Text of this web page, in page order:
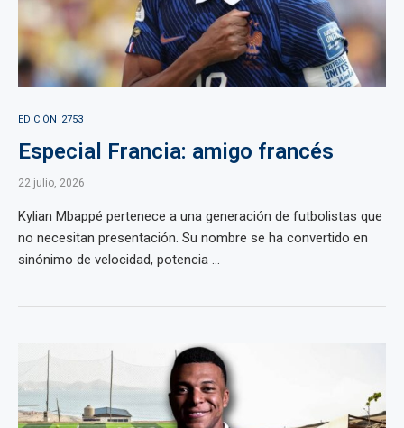
EDICIÓN_2753
Especial Francia: amigo francés
22 julio, 2026
Kylian Mbappé pertenece a una generación de futbolistas que
no necesitan presentación. Su nombre se ha convertido en
sinónimo de velocidad, potencia ...